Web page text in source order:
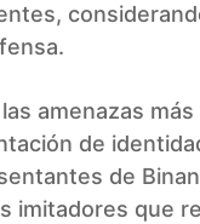
amenazas
de
de
imitadores que